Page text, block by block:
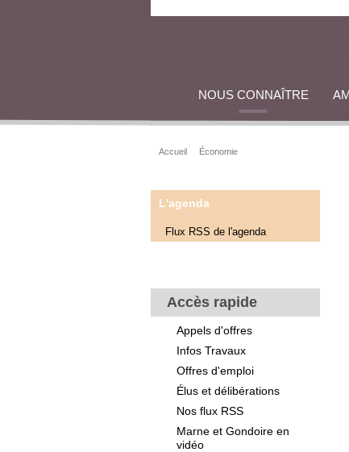
NOUS CONNAÎTRE
Accueil Économie
L'agenda
Flux RSS de l'agenda
Accès rapide
Appels d'offres
Infos Travaux
Offres d'emploi
Élus et délibérations
Nos flux RSS
Marne et Gondoire en
vidéo